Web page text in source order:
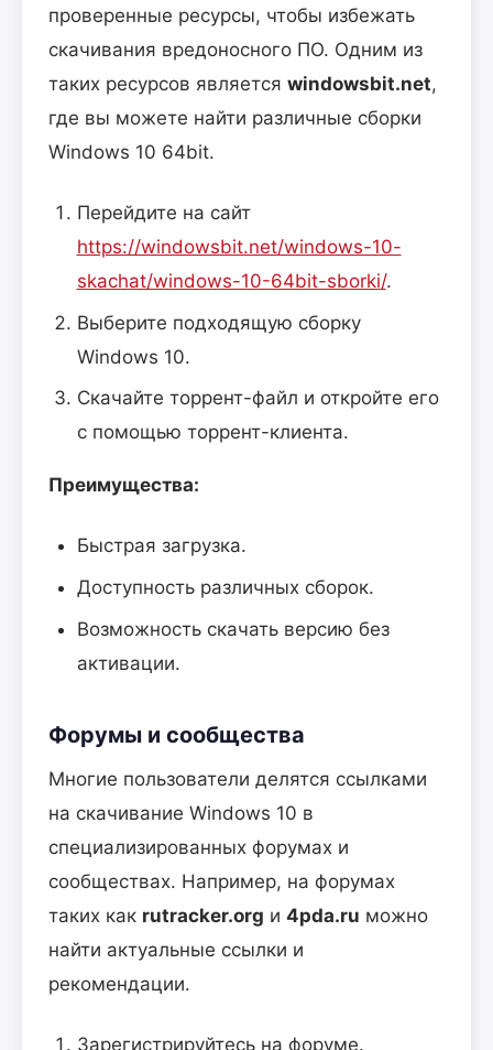
проверенные ресурсы, чтобы избежать
скачивания вредоносного ПО. Одним из
таких ресурсов является windowsbit.net,
где вы можете найти различные сборки
Windows 10 64bit.
Перейдите на сайт
https://windowsbit.net/windows-10-
skachat/windows-10-64bit-sborki/.
Выберите подходящую сборку
Windows 10.
Скачайте торрент-файл и откройте его
с помощью торрент-клиента.
Преимущества:
Быстрая загрузка.
Доступность различных сборок.
Возможность скачать версию без
активации.
Форумы и сообщества
Многие пользователи делятся ссылками
на скачивание Windows 10 в
специализированных форумах и
сообществах. Например, на форумах
таких как rutracker.org и 4pda.ru можно
найти актуальные ссылки и
рекомендации.
Зарегистрируйтесь на форуме.